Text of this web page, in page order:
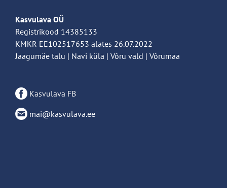
Kasvulava OÜ
Registrikood 14385133
KMKR EE102517653 alates 26.07.2022
Jaagumäe talu | Navi küla | Võru vald | Võrumaa
Kasvulava FB
mai@kasvulava.ee